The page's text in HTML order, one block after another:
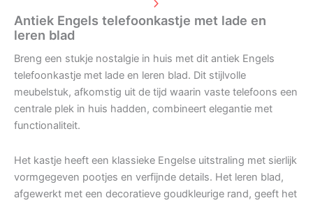
Antiek Engels telefoonkastje met lade en
leren blad
Breng een stukje nostalgie in huis met dit antiek Engels
telefoonkastje met lade en leren blad. Dit stijlvolle
meubelstuk, afkomstig uit de tijd waarin vaste telefoons een
centrale plek in huis hadden, combineert elegantie met
functionaliteit.
Het kastje heeft een klassieke Engelse uitstraling met sierlijk
vormgegeven pootjes en verfijnde details. Het leren blad,
afgewerkt met een decoratieve goudkleurige rand, geeft het